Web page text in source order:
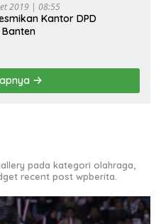
2019 | 08:55
Kantor DPD
pada kategori olahraga,
recent post wpberita.